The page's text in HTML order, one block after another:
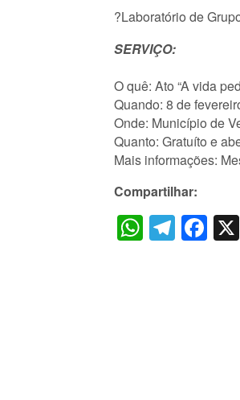
?Laboratório de
SERVIÇO:
O quê: Ato “A vida
Quando: 8 de
Onde: Município de
Quanto: Gratuíto e
Mais informações:
Compartilhar: